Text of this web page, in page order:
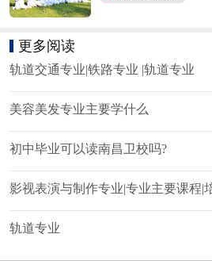
更多阅读
轨道交通专业|铁路专业 |轨道专业
美容美发专业主要学什么
初中毕业可以读南昌卫校吗?
影视表演与制作专业|专业主要课程|
轨道专业